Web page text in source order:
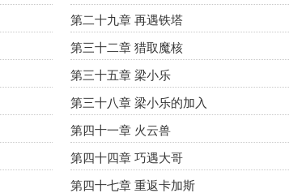
第二十九章 再遇铁塔
第三十二章 猎取魔核
第三十五章 梁小乐
第三十八章 梁小乐的加入
第四十一章 火云兽
第四十四章 巧遇大哥
第四十七章 重返卡加斯